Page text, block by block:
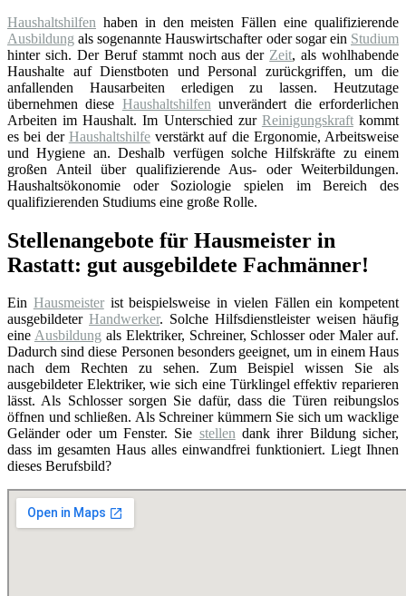
Haushaltshilfen haben in den meisten Fällen eine qualifizierende
Ausbildung als sogenannte Hauswirtschafter oder sogar ein Studium
hinter sich. Der Beruf stammt noch aus der Zeit, als wohlhabende
Haushalte auf Dienstboten und Personal zurückgriffen, um die
anfallenden Hausarbeiten erledigen zu lassen. Heutzutage
übernehmen diese Haushaltshilfen unverändert die erforderlichen
Arbeiten im Haushalt. Im Unterschied zur Reinigungskraftkommt
es bei der Haushaltshilfeverstärkt auf die Ergonomie, Arbeitsweise
und Hygiene an. Deshalb verfügen solche Hilfskräfte zu einem
großen Anteil über qualifizierende Aus- oder Weiterbildungen.
Haushaltsökonomie oder Soziologie spielen im Bereich des
qualifizierenden Studiums eine große Rolle.
Stellenangebote für Hausmeister in
Rastatt: gut ausgebildete Fachmänner!
Ein Hausmeisterist beispielsweise in vielen Fällen ein kompetent
ausgebildeter Handwerker. Solche Hilfsdienstleister weisen häufig
eine Ausbildungals Elektriker, Schreiner, Schlosser oder Maler auf.
Dadurch sind diese Personen besonders geeignet, um in einem Haus
nach dem Rechten zu sehen. Zum Beispiel wissen Sie als
ausgebildeter Elektriker, wie sich eine Türklingel effektiv reparieren
lässt. Als Schlosser sorgen Sie dafür, dass die Türen reibungslos
öffnen und schließen. Als Schreiner kümmern Sie sich um wacklige
Geländer oder um Fenster. Sie stellendank ihrer Bildung sicher,
dass im gesamten Haus alles einwandfrei funktioniert. Liegt Ihnen
dieses Berufsbild?